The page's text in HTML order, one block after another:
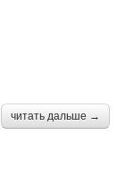
читать дальше →